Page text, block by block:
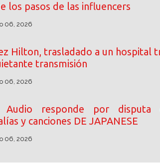
los pasos de las influencers
06, 2026
Hilton, trasladado a un hospital
transmisión
06, 2026
Audio responde por disputa
y canciones DE JAPANESE
06, 2026